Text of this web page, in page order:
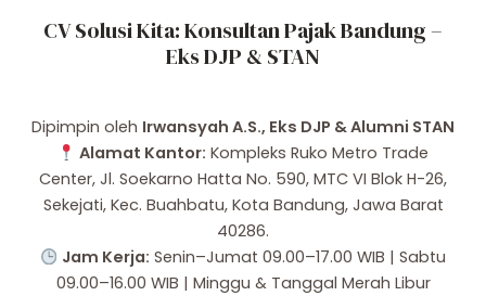
CV Solusi Kita: Konsultan Pajak Bandung –
Eks DJP & STAN
Dipimpin oleh Irwansyah A.S., Eks DJP & Alumni STAN
Alamat Kantor: Kompleks Ruko Metro Trade
Center, Jl. Soekarno Hatta No. 590, MTC VI Blok H-26,
Sekejati, Kec. Buahbatu, Kota Bandung, Jawa Barat
40286.
Jam Kerja: Senin–Jumat 09.00–17.00 WIB | Sabtu
09.00–16.00 WIB | Minggu & Tanggal Merah Libur